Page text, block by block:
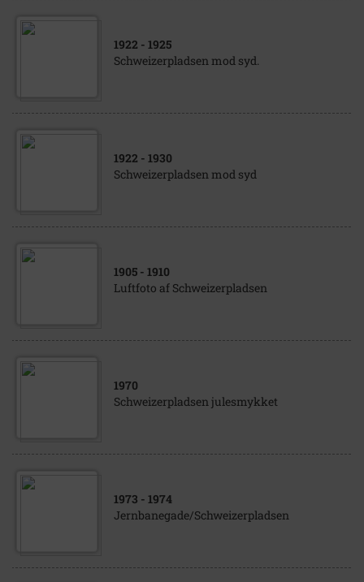
1922 - 1925
Schweizerpladsen mod syd.
1922 - 1930
Schweizerpladsen mod syd
1905 - 1910
Luftfoto af Schweizerpladsen
1970
Schweizerpladsen julesmykket
1973 - 1974
Jernbanegade/Schweizerpladsen